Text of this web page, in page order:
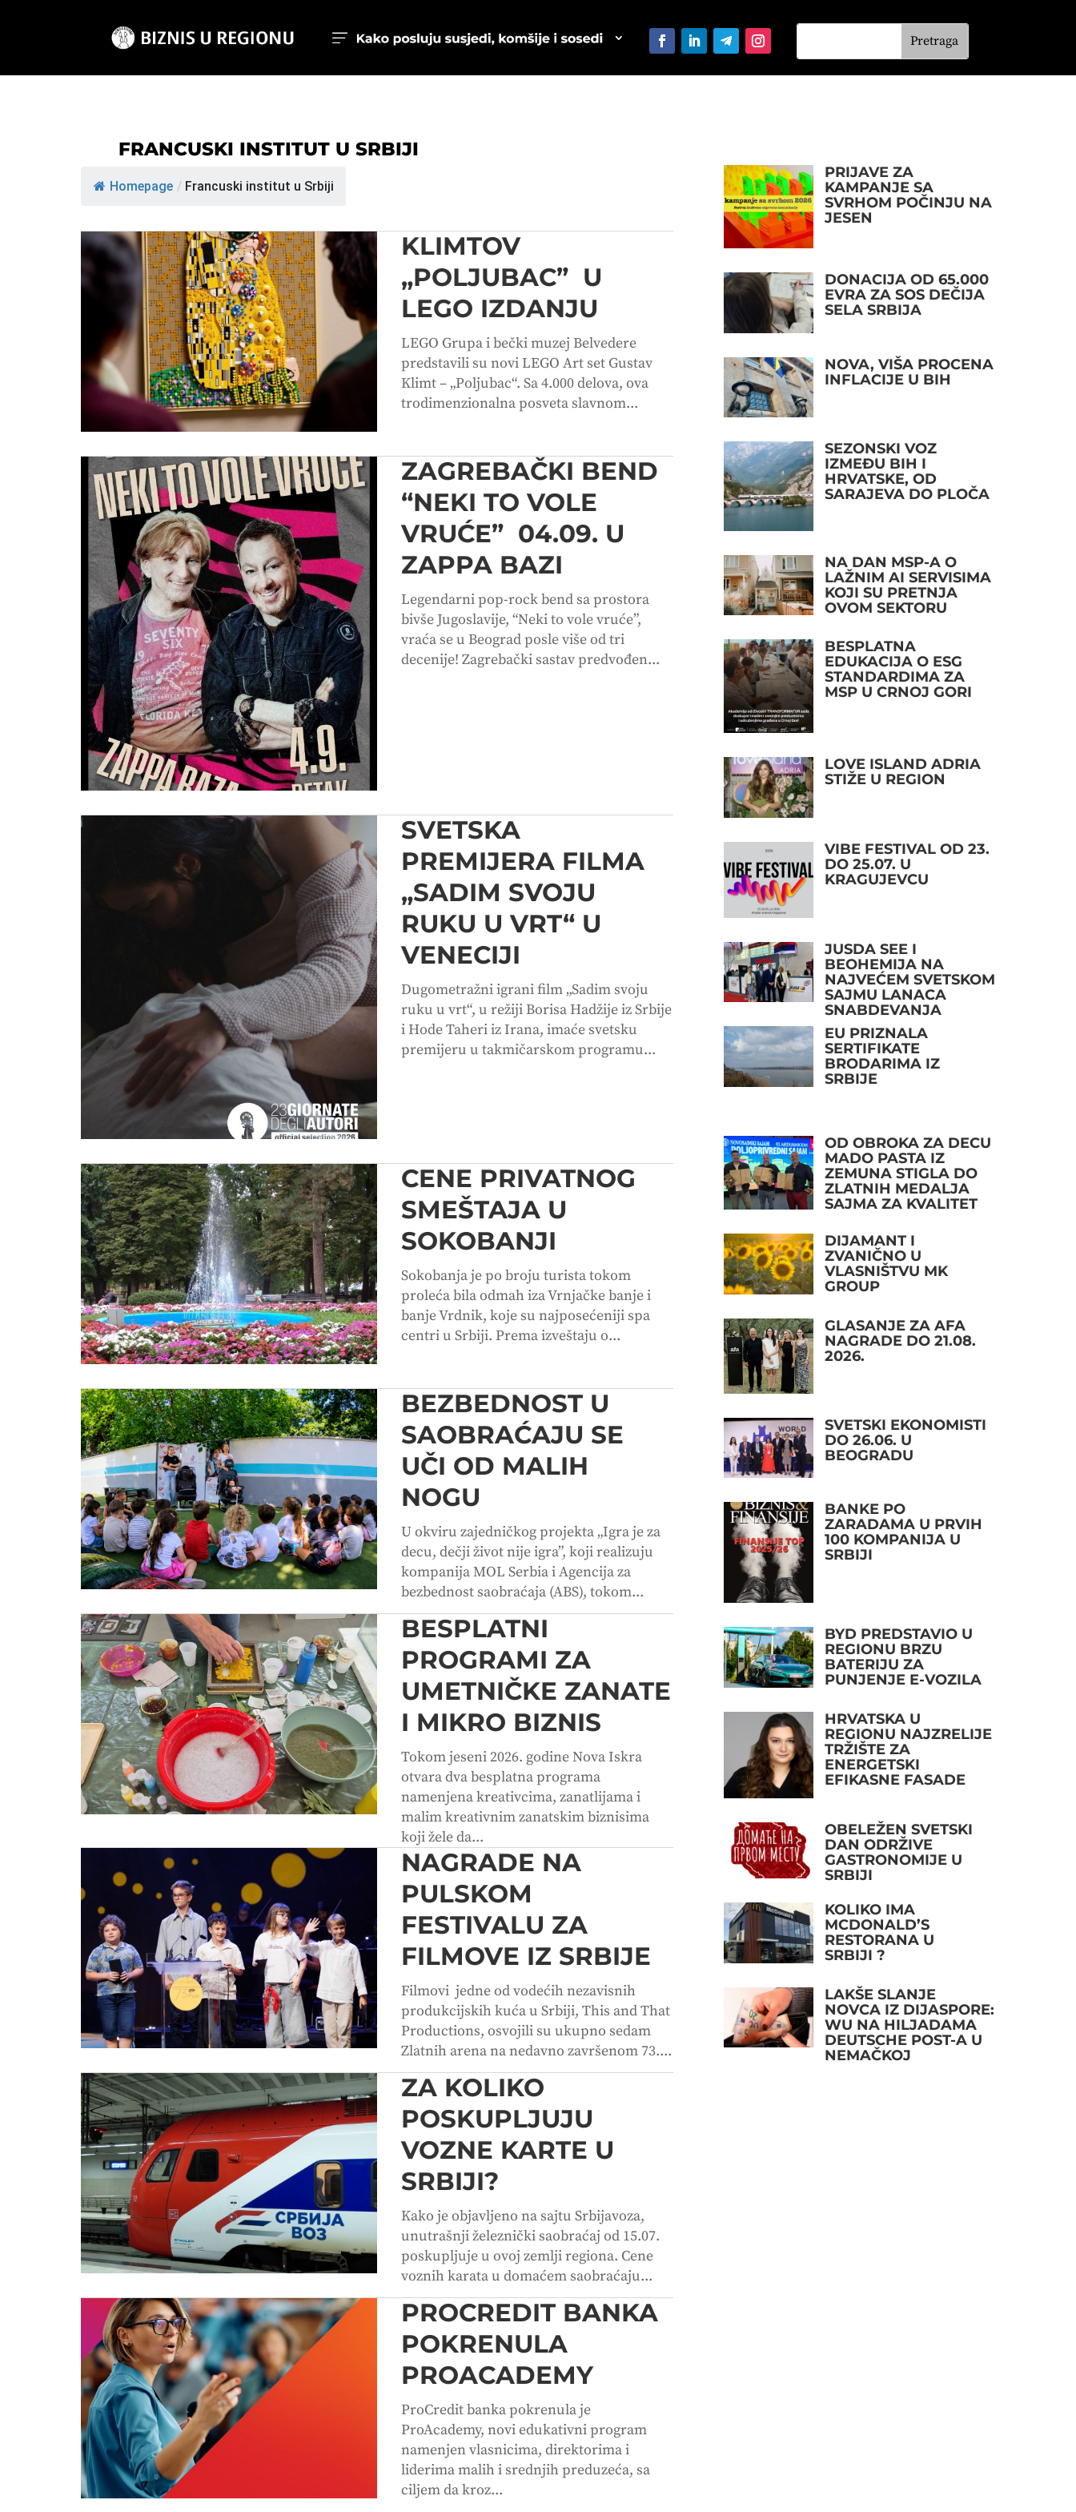
FRANCUSKI INSTITUT U SRBIJI
Homepage / Francuski institut u Srbiji
KLIMTOV
„POLJUBAC” U
LEGO IZDANJU
LEGO Grupa i bečki muzej Belvedere
predstavili su novi LEGO Art set Gustav
Klimt – „Poljubac“. Sa 4.000 delova, ova
trodimenzionalna posveta slavnom...
ZAGREBAČKI BEND
“NEKI TO VOLE
VRUĆE” 04.09. U
ZAPPA BAZI
Legendarni pop-rock bend sa prostora
bivše Jugoslavije, “Neki to vole vruće”,
vraća se u Beograd posle više od tri
decenije! Zagrebački sastav predvođen...
SVETSKA
PREMIJERA FILMA
„SADIM SVOJU
RUKU U VRT“ U
VENECIJI
Dugometražni igrani film „Sadim svoju
ruku u vrt“, u režiji Borisa Hadžije iz Srbije
i Hode Taheri iz Irana, imaće svetsku
premijeru u takmičarskom programu...
CENE PRIVATNOG
SMEŠTAJA U
SOKOBANJI
Sokobanja je po broju turista tokom
proleća bila odmah iza Vrnjačke banje i
banje Vrdnik, koje su najposećeniji spa
centri u Srbiji. Prema izveštaju o...
BEZBEDNOST U
SAOBRAĆAJU SE
UČI OD MALIH
NOGU
U okviru zajedničkog projekta „Igra je za
decu, dečji život nije igra”, koji realizuju
kompanija MOL Serbia i Agencija za
bezbednost saobraćaja (ABS), tokom...
BESPLATNI
PROGRAMI ZA
UMETNIČKE ZANATE
I MIKRO BIZNIS
Tokom jeseni 2026. godine Nova Iskra
otvara dva besplatna programa
namenjena kreativcima, zanatlijama i
malim kreativnim zanatskim biznisima
koji žele da...
NAGRADE NA
PULSKOM
FESTIVALU ZA
FILMOVE IZ SRBIJE
Filmovi jedne od vodećih nezavisnih
produkcijskih kuća u Srbiji, This and That
Productions, osvojili su ukupno sedam
Zlatnih arena na nedavno završenom 73....
ZA KOLIKO
POSKUPLJUJU
VOZNE KARTE U
SRBIJI?
Kako je objavljeno na sajtu Srbijavoza,
unutrašnji železnički saobraćaj od 15.07.
poskupljuje u ovoj zemlji regiona. Cene
voznih karata u domaćem saobraćaju...
PROCREDIT BANKA
POKRENULA
PROACADEMY
ProCredit banka pokrenula je
ProAcademy, novi edukativni program
namenjen vlasnicima, direktorima i
liderima malih i srednjih preduzeća, sa
ciljem da kroz...
PRIJAVE ZA
KAMPANJE SA
SVRHOM POČINJU NA
JESEN
DONACIJA OD 65.000
EVRA ZA SOS DEČIJA
SELA SRBIJA
NOVA, VIŠA PROCENA
INFLACIJE U BIH
SEZONSKI VOZ
IZMEĐU BIH I
HRVATSKE, OD
SARAJEVA DO PLOČA
NA DAN MSP-A O
LAŽNIM AI SERVISIMA
KOJI SU PRETNJA
OVOM SEKTORU
BESPLATNA
EDUKACIJA O ESG
STANDARDIMA ZA
MSP U CRNOJ GORI
LOVE ISLAND ADRIA
STIŽE U REGION
VIBE FESTIVAL OD 23.
DO 25.07. U
KRAGUJEVCU
JUSDA SEE I
BEOHEMIJA NA
NAJVEĆEM SVETSKOM
SAJMU LANACA
SNABDEVANJA
EU PRIZNALA
SERTIFIKATE
BRODARIMA IZ
SRBIJE
OD OBROKA ZA DECU
MADO PASTA IZ
ZEMUNA STIGLA DO
ZLATNIH MEDALJA
SAJMA ZA KVALITET
DIJAMANT I
ZVANIČNO U
VLASNIŠTVU MK
GROUP
GLASANJE ZA AFA
NAGRADE DO 21.08.
2026.
SVETSKI EKONOMISTI
DO 26.06. U
BEOGRADU
BANKE PO
ZARADAMA U PRVIH
100 KOMPANIJA U
SRBIJI
BYD PREDSTAVIO U
REGIONU BRZU
BATERIJU ZA
PUNJENJE E-VOZILA
HRVATSKA U
REGIONU NAJZRELIJE
TRŽIŠTE ZA
ENERGETSKI
EFIKASNE FASADE
OBELEŽEN SVETSKI
DAN ODRŽIVE
GASTRONOMIJE U
SRBIJI
KOLIKO IMA
MCDONALD’S
RESTORANA U
SRBIJI ?
LAKŠE SLANJE
NOVCA IZ DIJASPORE:
WU NA HILJADAMA
DEUTSCHE POST-A U
NEMAČKOJ